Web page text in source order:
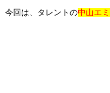
今回は、タレントの中山エミ